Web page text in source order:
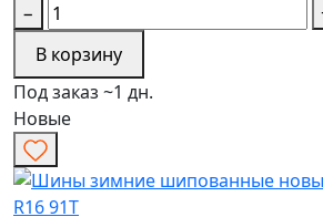
−
В корзину
Под заказ ~1 дн.
Новые